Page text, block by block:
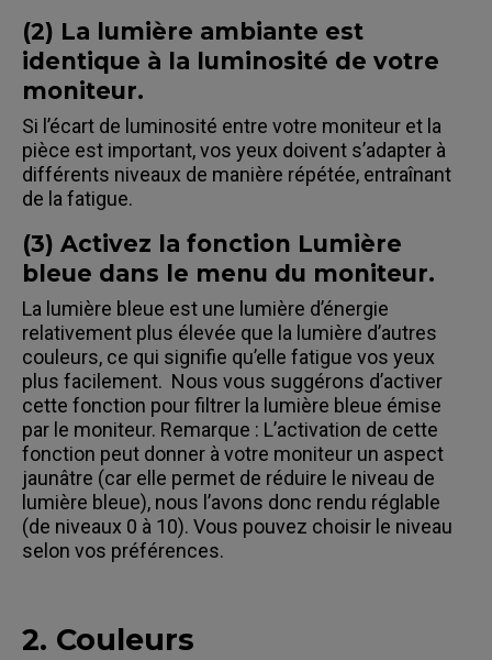
(2) La lumière ambiante est
identique à la luminosité de votre
moniteur.
Si l’écart de luminosité entre votre moniteur et la
pièce est important, vos yeux doivent s’adapter à
différents niveaux de manière répétée, entraînant
de la fatigue.
(3) Activez la fonction Lumière
bleue dans le menu du moniteur.
La lumière bleue est une lumière d’énergie
relativement plus élevée que la lumière d’autres
couleurs, ce qui signifie qu’elle fatigue vos yeux
plus facilement. Nous vous suggérons d’activer
cette fonction pour filtrer la lumière bleue émise
par le moniteur. Remarque : L’activation de cette
fonction peut donner à votre moniteur un aspect
jaunâtre (car elle permet de réduire le niveau de
lumière bleue), nous l’avons donc rendu réglable
(de niveaux 0 à 10). Vous pouvez choisir le niveau
selon vos préférences.
2. Couleurs